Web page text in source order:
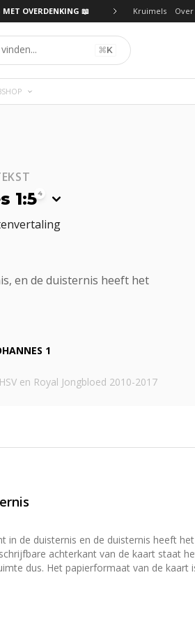
MET OVERDENKING 📖 Kruimels
⌘K
1:54
en de duisternis heeft het
1
en Royal Jongbloed 2010-2017
in de duisternis en de duisternis heeft
cm × 0,1 cm). De
De puntklep is voorzien van een
kopen om kaarten mee neer te